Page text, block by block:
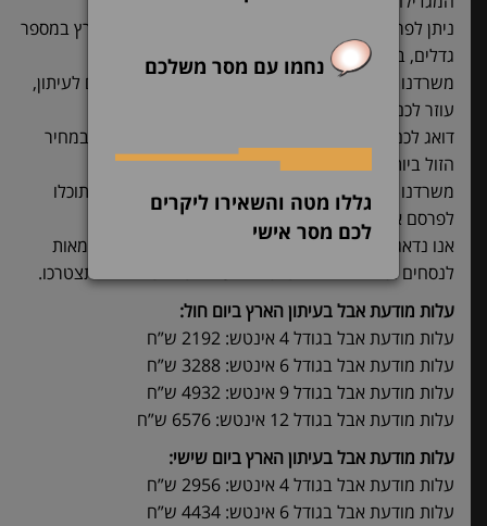
ניתן לפרסם מודעות אבל והשתתפות בצער בעיתון הארץ במספר
גדלים, בהתאם לתקציב.
משרדנו דואג לעצב לכם את המודעה בפורמט המתאים לעיתון,
עוזר לכם בניסוח המודעה ולדוגמאות,
דואג לכם למיקום הטוב והבולט ביותר בעיתון ולפרסום במחיר
הזול ביותר.
משרדנו זמין עבורכם 24/7 כולל שבתות וחגים, בכדי שתוכלו
לפרסם את המודעה כבר ביום למחרת.
אנו נדאג לשלוח לכם באופן מיידי לטלפון הסלולארי דוגמאות
לנסחים וגדלים שונים לפרסום ולעזור לכם בכל דבר שתצטרכו.
עלות מודעת אבל בעיתון הארץ ביום חול:
עלות מודעת אבל בגודל 4 אינטש: 2192 ש”ח
עלות מודעת אבל בגודל 6 אינטש: 3288 ש”ח
עלות מודעת אבל בגודל 9 אינטש: 4932 ש”ח
עלות מודעת אבל בגודל 12 אינטש: 6576 ש”ח
עלות מודעת אבל בעיתון הארץ ביום שישי:
עלות מודעת אבל בגודל 4 אינטש: 2956 ש”ח
עלות מודעת אבל בגודל 6 אינטש: 4434 ש”ח
נחמו עם מסר משלכם
גללו מטה והשאירו ליקרים
לכם מסר אישי